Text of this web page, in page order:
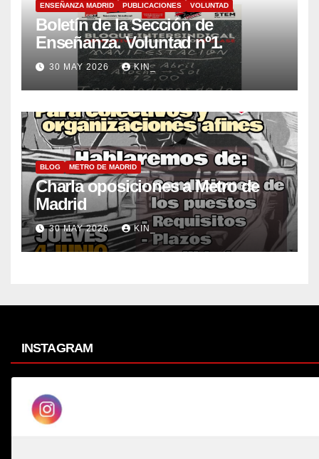
ENSEÑANZA MADRID PUBLICACIONES VOLUNTAD
Boletín de la Sección de
Enseñanza. Voluntad nº1.
30 MAY 2026 KIN_
BLOG METRO DE MADRID
Charla oposiciones a Metro de
Madrid
30 MAY 2026 KIN_
INSTAGRAM